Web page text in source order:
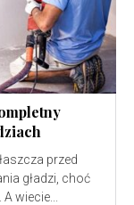
przed
gładzi, choć
wiecie...